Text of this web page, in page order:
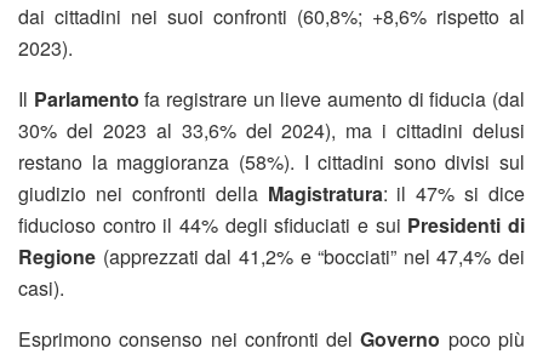
dai cittadini nei suoi confronti (60,8%; +8,6% rispetto al
2023).
Il Parlamento fa registrare un lieve aumento di fiducia (dal
30% del 2023 al 33,6% del 2024), ma i cittadini delusi
restano la maggioranza (58%). I cittadini sono divisi sul
giudizio nei confronti della Magistratura: il 47% si dice
fiducioso contro il 44% degli sfiduciati e sui Presidenti di
Regione (apprezzati dal 41,2% e “bocciati” nel 47,4% dei
casi).
Esprimono consenso nei confronti delGoverno poco più